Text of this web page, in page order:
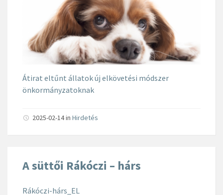
Átirat eltűnt állatok új elkövetési módszer
önkormányzatoknak
2025-02-14in Hirdetés
A süttői Rákóczi – hárs
Rákóczi-hárs_EL